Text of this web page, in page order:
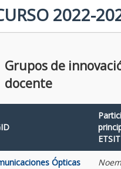
2022-
Grupos de
docente
ETSIT
Ópticas